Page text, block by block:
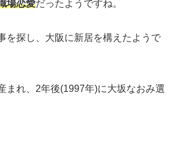
場恋愛だったようですね。
を探し、大阪に新居を構えたようで
まれ、2年後(1997年)に大坂なおみ選